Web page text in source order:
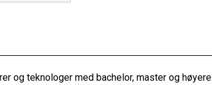
og teknologer med bachelor, master og høyere